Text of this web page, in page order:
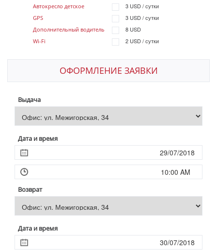
Автокресло детское 3 USD / сутки
GPS 3 USD / сутки
Дополнительный водитель 8 USD
Wi-Fi 2 USD / сутки
ОФОРМЛЕНИЕ ЗАЯВКИ
Выдача
Дата и время
Возврат
Дата и время